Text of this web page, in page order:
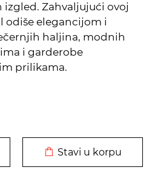
izgled. Zahvaljujući ovoj
odiše elegancijom i
haljina, modnih
i garderobe
prilikama.
Stavi u korpu